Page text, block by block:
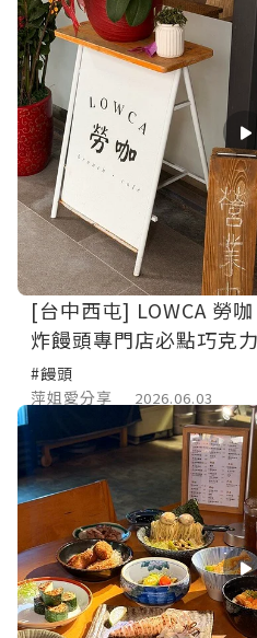
[台中西屯] LOWCA 勞
炸饅頭專門店必點巧克
#饅頭
萍姐愛分享
2026.06.03